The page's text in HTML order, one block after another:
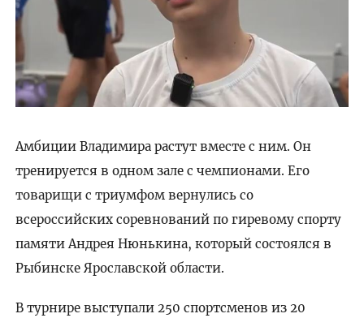
Амбиции Владимира растут вместе с ним. Он
тренируется в одном зале с чемпионами. Его
товарищи с триумфом вернулись со
всероссийских соревнований по гиревому спорту
памяти Андрея Нюнькина, который состоялся в
Рыбинске Ярославской области.
В турнире выступали 250 спортсменов из 20